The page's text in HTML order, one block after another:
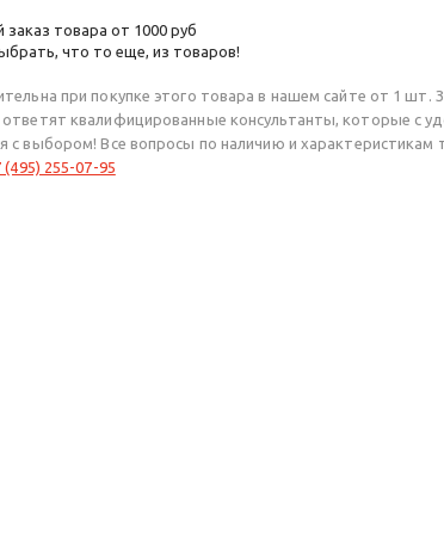
товара от 1000 руб
что то еще, из товаров!
при покупке этого товара в нашем сайте от 1 шт.
квалифицированные консультанты, которые с
с выбором! Все вопросы по наличию и характеристикам
(495) 255-07-95